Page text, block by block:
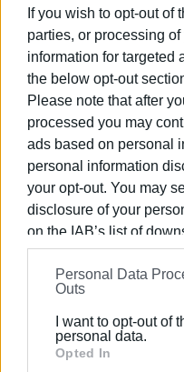
If you wish to opt-out of
parties, or processing
information for targeted
the below opt-out
Please note that after
processed you may
ads based on personal
personal information
your opt-out. You may
disclosure of your
on the IAB’s list of
information may also
on theIAB’s List of
further disclose it to
Please note that this
Google services and
Personal Data
Outs
I want to opt-out of
personal data.
Opted In
Ελένη Κορωνάκη
Εργάζεται στις
1990 σε θέσεις
δημόσιες σχέσεις,
καλλιτεχνικό
Ακολουθήστε το